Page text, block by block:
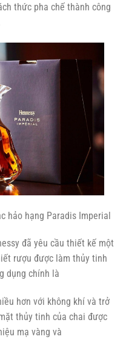
thức pha chế thành công
hảo hạng Paradis Imperial
đã yêu cầu thiết kế một
rượu được làm thủy tinh
dụng chính là
hơn với không khí và trở
thủy tinh của chai được
mạ vàng và